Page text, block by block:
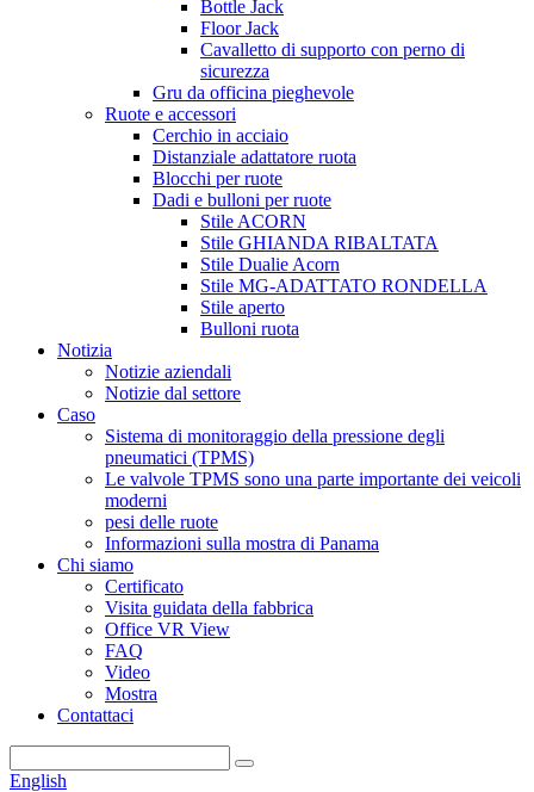
Bottle Jack
Floor Jack
Cavalletto di supporto con perno di
sicurezza
Gru da officina pieghevole
Ruote e accessori
Cerchio in acciaio
Distanziale adattatore ruota
Blocchi per ruote
Dadi e bulloni per ruote
Stile ACORN
Stile GHIANDA RIBALTATA
Stile Dualie Acorn
Stile MG-ADATTATO RONDELLA
Stile aperto
Bulloni ruota
Notizia
Notizie aziendali
Notizie dal settore
Caso
Sistema di monitoraggio della pressione degli
pneumatici (TPMS)
Le valvole TPMS sono una parte importante dei veicoli
moderni
pesi delle ruote
Informazioni sulla mostra di Panama
Chi siamo
Certificato
Visita guidata della fabbrica
Office VR View
FAQ
Video
Mostra
Contattaci
English